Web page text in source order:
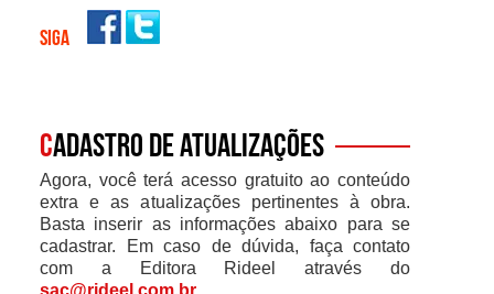
SIGA
Cadastro de atualizações
Agora, você terá acesso gratuito ao conteúdo
extra e as atualizações pertinentes à obra.
Basta inserir as informações abaixo para se
cadastrar. Em caso de dúvida, faça contato
com a Editora Rideel através do